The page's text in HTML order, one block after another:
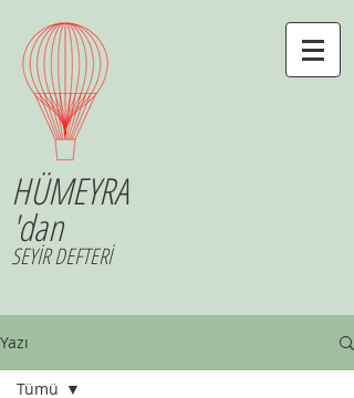
HÜMEYRA
'dan
SEYİR DEFTERİ
Yazı
Tümü